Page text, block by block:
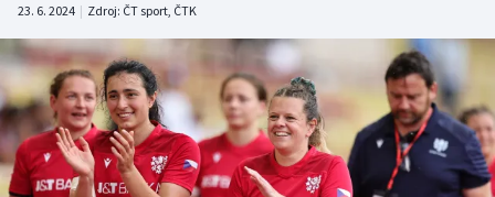
DALŠÍ SPORTY
Americký fotbal
Baseball a softbal
NEPŘEHLÉDNĚTE
Soutěže
23. 6. 2024 | Zdroj: ČT sport, ČTK